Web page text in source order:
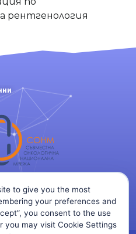
рентгенология
to give you the most
your preferences and
you consent to the use
you may visit Cookie Settings